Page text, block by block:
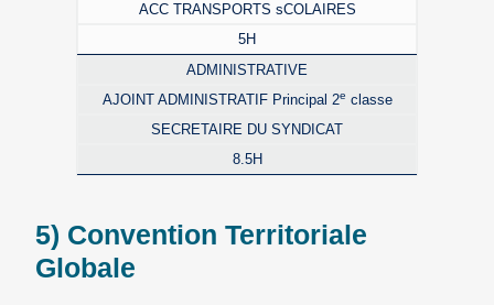
ACC TRANSPORTS sCOLAIRES
5H
ADMINISTRATIVE
AJOINT ADMINISTRATIF Principal 2e classe
SECRETAIRE DU SYNDICAT
8.5H
5) Convention Territoriale
Globale